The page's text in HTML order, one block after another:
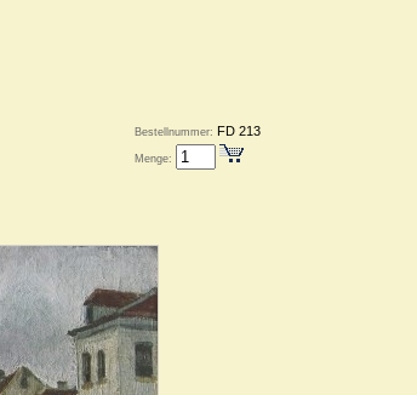
Bestellnummer: FD 213
Menge: